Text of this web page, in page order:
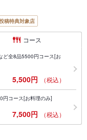
稿特典対象店
コース
ど全8品5500円コース[お
5,500円 （税込）
円コース[お料理のみ]
7,500円 （税込）